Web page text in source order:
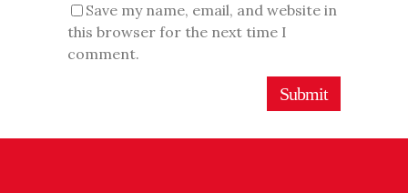
Save my name, email, and website in
this browser for the next time I
comment.